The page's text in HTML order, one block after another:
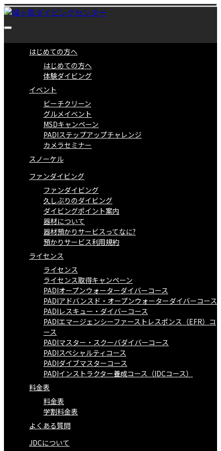
はじめての方へ
はじめての方へ
体験ダイビング
イベント
ビーチクリーン
グルメイベント
MSDキャンペーン
PADIステップアップチャレンジ
カメラセミナー
スノーケル
ファンダイビング
ファンダイビング
久しぶりのダイビング
ダイビングポイント案内
器材について
器材預かりサービスってなに?
預かりサービス利用規約
ライセンス
ライセンス
ライセンス取得キャンペーン
PADIオープンウォーターダイバーコース
PADIアドバンスド・オープンウォーターダイバーコース
PADIレスキュー・ダイバーコース
PADIエマージェンシーファーストレスポンス（EFR）コ
ース
PADIマスター・スクーバダイバーコース
PADIスペシャルティコース
PADIダイブマスターコース
PADIインストラクター養成コース（IDCコース）
料金表
料金表
学割料金表
よくある質問
JDCについて